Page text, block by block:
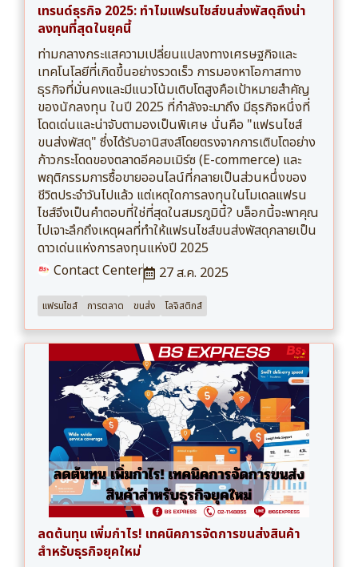
เทรนด์ธุรกิจ 2025: ทำไมแฟรนไชส์ขนส่งพัสดุถึงน่า
ลงทุนที่สุดในยุคนี้
ท่ามกลางกระแสความเปลี่ยนแปลงทางเศรษฐกิจและ
เทคโนโลยีที่เกิดขึ้นอย่างรวดเร็ว การมองหาโอกาสทาง
ธุรกิจที่มั่นคงและมีแนวโน้มเติบโตสูงคือเป้าหมายสำคัญ
ของนักลงทุน ในปี 2025 ที่กำลังจะมาถึง มีธุรกิจหนึ่งที่
โดดเด่นและน่าจับตามองเป็นพิเศษ นั่นคือ "แฟรนไชส์
ขนส่งพัสดุ" ซึ่งได้รับอานิสงส์โดยตรงจากการเติบโตอย่าง
ก้าวกระโดดของตลาดอีคอมเมิร์ซ (E-commerce) และ
พฤติกรรมการซื้อขายออนไลน์ที่กลายเป็นส่วนหนึ่งของ
ชีวิตประจำวันไปแล้ว แต่เหตุใดการลงทุนในโมเดลแฟรน
ไชส์จึงเป็นคำตอบที่ใช่ที่สุดในสมรภูมินี้? บล็อกนี้จะพาคุณ
ไปเจาะลึกถึงเหตุผลที่ทำให้แฟรนไชส์ขนส่งพัสดุกลายเป็น
ดาวเด่นแห่งการลงทุนแห่งปี 2025
Contact Center
27 ส.ค. 2025
แฟรนไชส์ การตลาด ขนส่ง โลจิสติกส์
ลดต้นทุน เพิ่มกำไร! เทคนิคการจัดการขนส่งสินค้า
สำหรับธุรกิจยุคใหม่